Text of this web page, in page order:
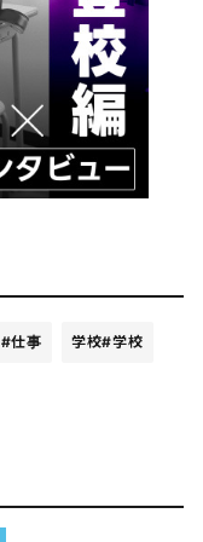
#仕事 学校#学校